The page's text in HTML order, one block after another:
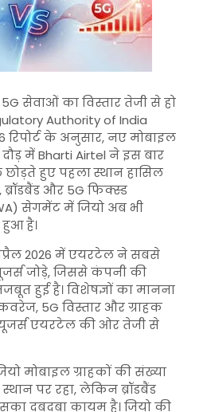
सेवाओं का विस्तार तेजी से हो
Authority of India
रिपोर्ट के अनुसार, नए मोबाइल
मेंBharti Airtel ने इस बार
छोड़ते हुए पहला स्थान हासिल
और 5G फिक्स्ड
सेगमेंट में जियो अब भी
है।
2026 में एयरटेल ने सबसे
जोड़े, जिससे कंपनी की
हुई है। विशेषज्ञों का मानना
5G विस्तार और ग्राहक
एयरटेल की ओर तेजी से
मोबाइल ग्राहकों की संख्या
पर रहा, लेकिन ब्रॉडबैंड
दबदबा कायम है। जियो की